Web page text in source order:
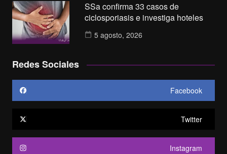
SSa confirma 33 casos de
ciclosporiasis e investiga hoteles
5 agosto, 2026
Redes Sociales
Facebook
Twitter
Instagram